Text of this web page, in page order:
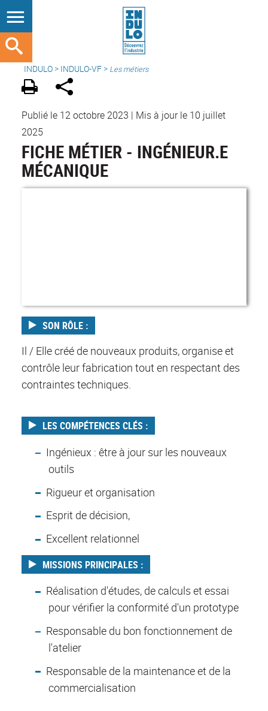
INDULO> INDULO-VF> Les métiers
Publié le 12 octobre 2023 | Mis à jour le 10 juillet
2025
FICHE MÉTIER - INGÉNIEUR.E
MÉCANIQUE
SON RÔLE :
Il / Elle créé de nouveaux produits, organise et
contrôle leur fabrication tout en respectant des
contraintes techniques.
LES COMPÉTENCES CLÉS :
Ingénieux : être à jour sur les nouveaux
outils
Rigueur et organisation
Esprit de décision,
Excellent relationnel
MISSIONS PRINCIPALES :
Réalisation d'études, de calculs et essai
pour vérifier la conformité d'un prototype
Responsable du bon fonctionnement de
l'atelier
Responsable de la maintenance et de la
commercialisation